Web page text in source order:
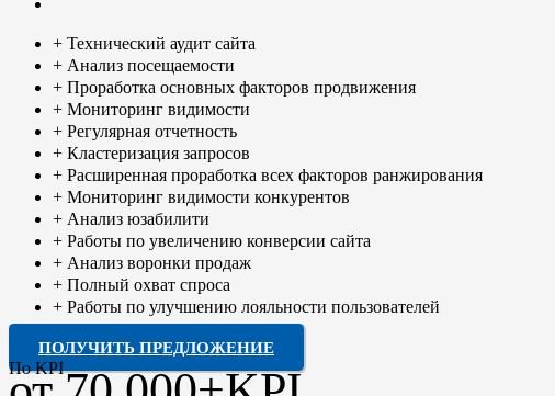
+ Технический аудит сайта
+ Анализ посещаемости
+ Проработка основных факторов продвижения
+ Мониторинг видимости
+ Регулярная отчетность
+ Кластеризация запросов
+ Расширенная проработка всех факторов ранжирования
+ Мониторинг видимости конкурентов
+ Анализ юзабилити
+ Работы по увеличению конверсии сайта
+ Анализ воронки продаж
+ Полный охват спроса
+ Работы по улучшению лояльности пользователей
ПОЛУЧИТЬ ПРЕДЛОЖЕНИЕ
По KPI